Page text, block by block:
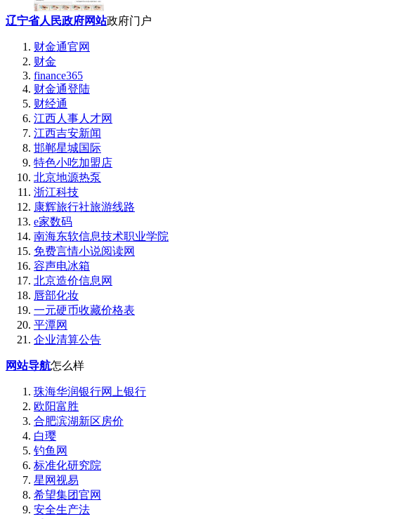
辽宁省人民政府网站政府门户
财金通官网
财金
finance365
财金通登陆
财经通
江西人事人才网
江西吉安新闻
邯郸星城国际
特色小吃加盟店
北京地源热泵
浙江科技
康辉旅行社旅游线路
e家数码
南海东软信息技术职业学院
免费言情小说阅读网
容声电冰箱
北京造价信息网
唇部化妆
一元硬币收藏价格表
平潭网
企业清算公告
网站导航怎么样
珠海华润银行网上银行
欧阳富胜
合肥滨湖新区房价
白璎
钓鱼网
标准化研究院
星网视易
希望集团官网
安全生产法